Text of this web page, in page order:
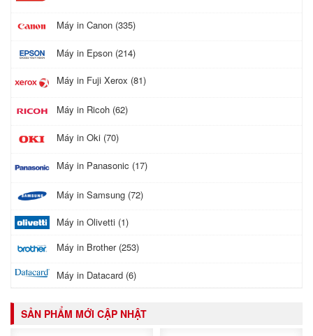
Máy in Canon (335)
Máy in Epson (214)
Máy in Fuji Xerox (81)
Máy in Ricoh (62)
Máy in Oki (70)
Máy in Panasonic (17)
Máy in Samsung (72)
Máy in Olivetti (1)
Máy in Brother (253)
Máy in Datacard (6)
SẢN PHẨM MỚI CẬP NHẬT